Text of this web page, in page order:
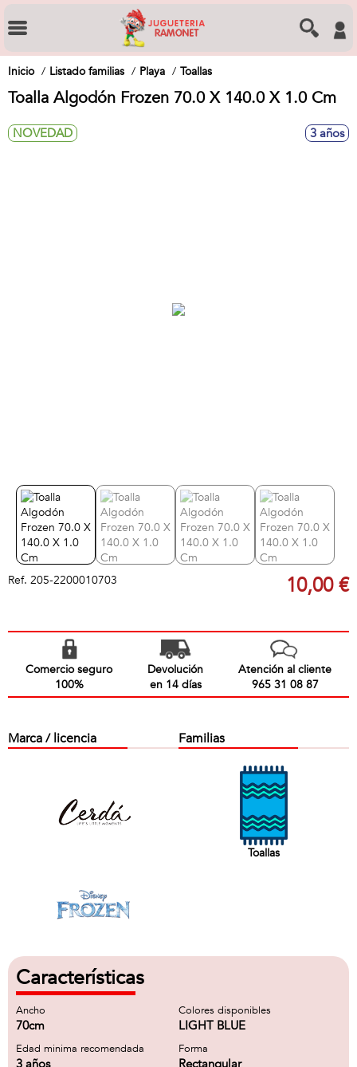
Inicio Listado familias Playa Toallas
Toalla Algodón Frozen 70.0 X 140.0 X 1.0 Cm
NOVEDAD 3 años
Ref. 205-2200010703 10,00 €
Comercio seguro
100%
Devolución
en 14 días
Atención al cliente
965 31 08 87
Marca / licencia Familias
Toallas
Características
Ancho
70cm
Colores disponibles
LIGHT BLUE
Edad minima recomendada
3 años
Forma
Rectangular